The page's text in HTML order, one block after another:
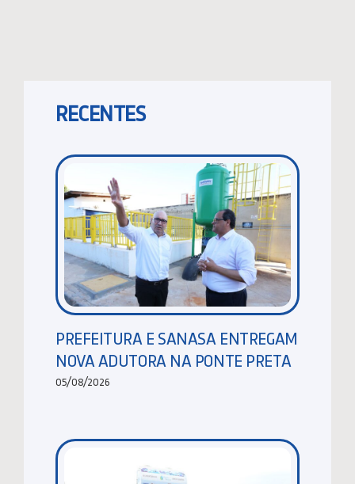
RECENTES
PREFEITURA E SANASA ENTREGAM
NOVA ADUTORA NA PONTE PRETA
05/08/2026